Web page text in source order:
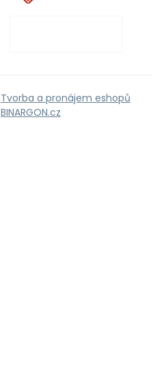
Tvorba a pronájem eshopů
BINARGON.cz